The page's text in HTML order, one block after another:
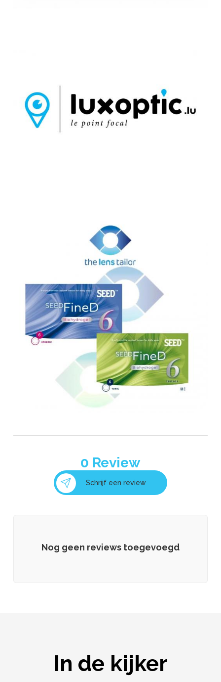
0 Review
Schrijf een review
Nog geen reviews toegevoegd
In de kijker